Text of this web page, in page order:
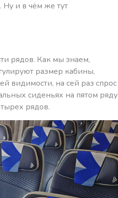
и в чём же тут
рядов. Как мы знаем,
размер кабины,
видимости, на сей раз спрос
сиденьях на пятом ряду
рядов.